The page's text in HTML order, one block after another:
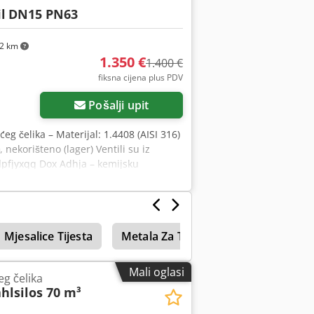
iz 2023., moderna konstrukcija Stroj
od kvasnog tijesta.
produktivnost. Stroj je u stanju
slobodno nas kontaktirajte!
km
DN15 PN63
1.350 €1.400 €
fiksna cijena plus PDV
Pošalji upit
čelika – Materijal: 1.4408 (AISI 316)
nekorišteno (lager) Ventili su iz
Dox Adhja – kemijsku
– održavanje i rezervne
Prodaja moguća pojedinačno ili
5 komada Cijena
diljem Europe
Mjesalice Tijesta Metala Za Tisak Tisak
Mali oglasi
čelika
70 m³